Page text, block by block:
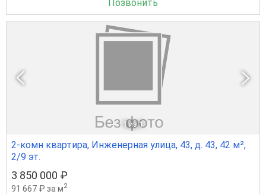
Позвонить
1 из 1
2-комн квартира, Инженерная улица, 43, д. 43, 42 м²,
2/9 эт.
3 850 000 ₽
91 667 ₽ за м2